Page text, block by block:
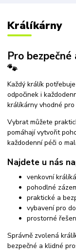
Králíkárny
Pro
🐾
Každý králík
odpočinek i
králíkárny vhodné
Vybrat můžete
pomáhají vytvořit
každodenní péči o
Najdete u nás
venkovní
pohodlné
praktické a
vybavení pro
prostorné
Správně zvolená
bezpečné a klidné